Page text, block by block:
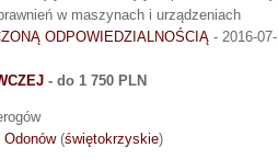
w maszynach i urządzeniach
ODPOWIEDZIALNOŚCIĄ - 2016-
- do 1 750 PLN
Odonów(świętokrzyskie)